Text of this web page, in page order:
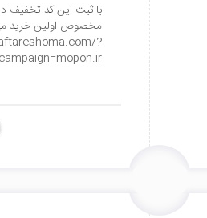
مخصوص اولین خرید
?